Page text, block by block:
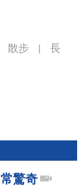
散步
長
驚奇